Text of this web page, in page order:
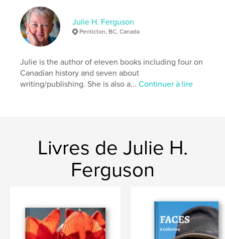
Julie H. Ferguson
Penticton, BC, Canada
Julie is the author of eleven books including four on
Canadian history and seven about
writing/publishing. She is also a...Continuer à lire
Livres de Julie H.
Ferguson